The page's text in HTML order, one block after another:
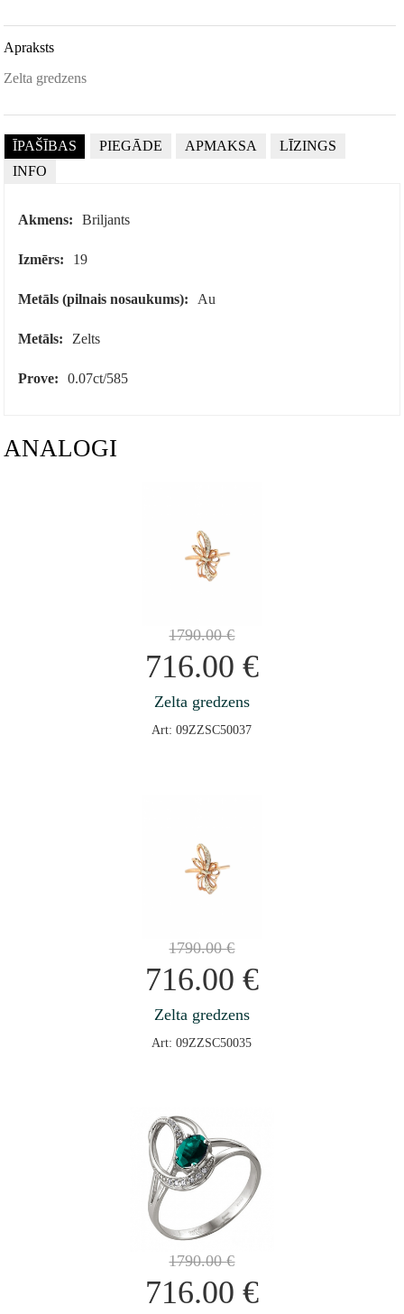
Apraksts
Zelta gredzens
ĪPAŠĪBAS PIEGĀDE APMAKSA
LĪZINGS
INFO
Akmens: Briljants
Izmērs: 19
Metāls (pilnais nosaukums): Au
Metāls: Zelts
Prove: 0.07ct/585
ANALOGI
1790.00€
716.00 €
Zelta gredzens
Art: 09ZZSC50037
1790.00€
716.00 €
Zelta gredzens
Art: 09ZZSC50035
1790.00€
716.00 €